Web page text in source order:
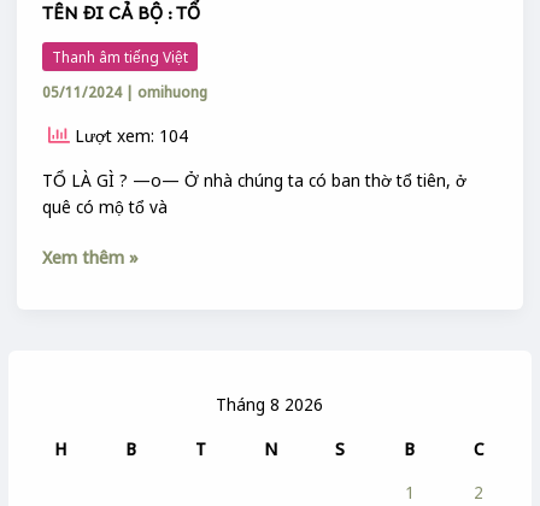
Tháng 8 2026
H
B T N S B
C
1
2
TÊN ĐI CẢ BỘ : TỔ
Thanh âm tiếng Việt
05/11/2024 | omihuong
Lượt xem: 104
TỔ LÀ GÌ ? —o— Ở nhà chúng ta có ban thờ tổ tiên, ở
quê có mộ tổ và
Xem thêm »